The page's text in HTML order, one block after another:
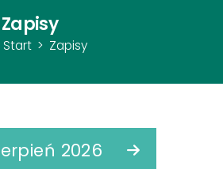
Zapisy
Start Zapisy
2026